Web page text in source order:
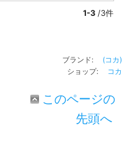
1-3 /3件
ブランド: (コカ)
ショップ: コカ
このページの
先頭へ